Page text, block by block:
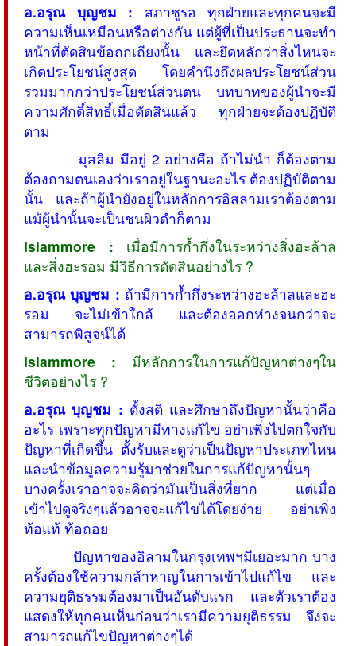
อ.อรุณ บุญชม : สภาชูรอ ทุกฝ่ายและทุกคนจะมี
ความเห็นเหมือนหรือต่างกัน แต่ผู้ที่เป็นประธานจะทำ
หน้าที่ตัดสินข้อถกเถียงนั้น และยึดหลักว่าสิ่งไหนจะ
เกิดประโยชน์สูงสุด โดยคำนึงถึงผลประโยชน์ส่วน
รวมมากกว่าประโยชน์ส่วนตน บทบาทของผู้นำจะมี
ความศักดิ์สิทธิ์เมื่อตัดสินแล้ว ทุกฝ่ายจะต้องปฏิบัติ
ตาม
มุสลิม มีอยู่ 2 อย่างคือ ถ้าไม่นำ ก็ต้องตาม
ต้องถามตนเองว่าเราอยู่ในฐานะอะไร ต้องปฏิบัติตาม
นั้น และถ้าผู้นำยังอยู่ในหลักการอิสลามเราต้องตาม
แม้ผู้นำนั้นจะเป็นชนผิวดำก็ตาม
Islammore : เมื่อมีการก้ำกึ่งในระหว่างสิ่งฮะล้าล
และสิ่งฮะรอม มีวิธีการตัดสินอย่างไร ?
อ.อรุณ บุญชม : ถ้ามีการก้ำกึ่งระหว่างฮะล้าลและฮะ
รอม จะไม่เข้าใกล้ และต้องออกห่างจนกว่าจะ
สามารถพิสูจน์ได้
Islammore : มีหลักการในการแก้ปัญหาต่างๆใน
ชีวิตอย่างไร ?
อ.อรุณ บุญชม : ตั้งสติ และศึกษาถึงปัญหานั้นว่าคือ
อะไร เพราะทุกปัญหามีทางแก้ไข อย่าเพิ่งไปตกใจกับ
ปัญหาที่เกิดขึ้น ตั้งรับและดูว่าเป็นปัญหาประเภทไหน
และนำข้อมูลความรู้มาช่วยในการแก้ปัญหานั้นๆ
บางครั้งเราอาจจะคิดว่ามันเป็นสิ่งที่ยาก แต่เมื่อ
เข้าไปดูจริงๆแล้วอาจจะแก้ไขได้โดยง่าย อย่าเพิ่ง
ท้อแท้ ท้อถอย
ปัญหาของอิลามในกรุงเทพฯมีเยอะมาก บาง
ครั้งต้องใช้ความกล้าหาญในการเข้าไปแก้ไข และ
ความยุติธรรมต้องมาเป็นอันดับแรก และตัวเราต้อง
แสดงให้ทุกคนเห็นก่อนว่าเรามีความยุติธรรม จึงจะ
สามารถแก้ไขปัญหาต่างๆได้